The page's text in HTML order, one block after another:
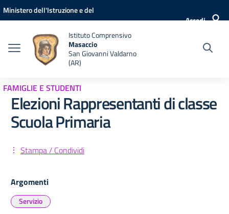
Vai ai contenuti
Vai al menu di navigazione
Vai al footer
Ministero dell'Istruzione e del
Accedi
Istituto Comprensivo
Masaccio
San Giovanni Valdarno
(AR)
FAMIGLIE E STUDENTI
Elezioni Rappresentanti di classe
Scuola Primaria
Stampa / Condividi
Argomenti
Servizio